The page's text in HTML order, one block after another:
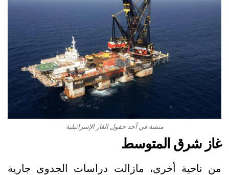
منصة في أحد حقول الغاز الإسرائيلية
غاز شرق المتوسط
من ناحية أخرى، مازالت دراسات الجدوى جارية